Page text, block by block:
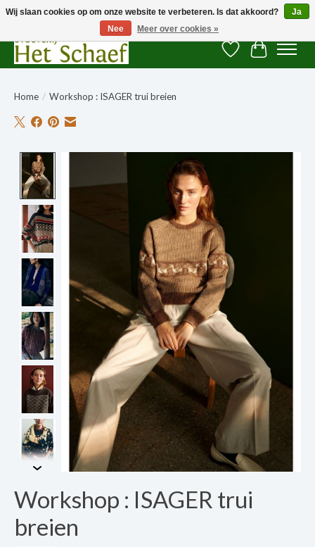
Verlanglijst
Home / Workshop : ISAGER trui breien
Product image slideshow Items
Workshop : ISAGER trui
breien
Wij slaan cookies op om onze website te verbeteren. Is dat akkoord?
Ja
Nee
Meer over cookies »